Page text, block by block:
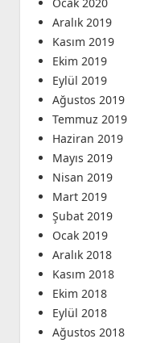
Aralık 2019
Kasım 2019
Ekim 2019
Eylül 2019
Ağustos 2019
Temmuz 2019
Haziran 2019
Mayıs 2019
Nisan 2019
Mart 2019
Şubat 2019
Ocak 2019
Aralık 2018
Kasım 2018
Ekim 2018
Eylül 2018
Ağustos 2018